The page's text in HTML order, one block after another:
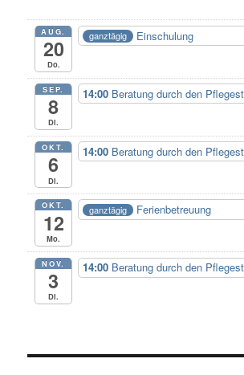
AUG.
20
Do.
ganztägig Einschulung
SEP.
8
Di.
14:00 Beratung durch den
OKT.
6
Di.
14:00 Beratung durch den
OKT.
12
Mo.
ganztägig Ferienbetreuung
NOV.
3
Di.
14:00 Beratung durch den